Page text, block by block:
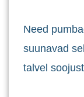
Need
suunavad
talvel